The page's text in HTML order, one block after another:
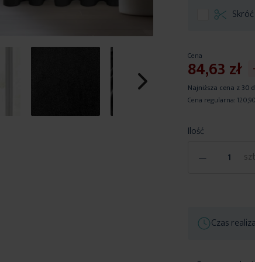
Skróć
Ilość
- szt.
Cena
84,63 zł
Najniższa cena z 30
Cena regularna:
Czas